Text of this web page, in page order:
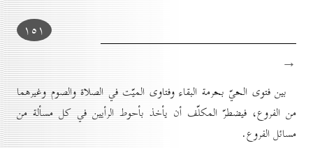
۱٥۱
→
بين فتوى الحيّ بحرمة البقاء وفتاوى الميّت في الصلاة والصوم وغيرهما
من الفروع، فيضطرّ المكلّف أن يأخذ بأحوط الرأيين في كل مسألة من
مسائل الفروع.